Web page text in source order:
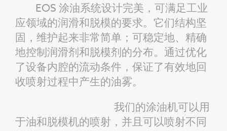
EOS 涂油系统设计完美，可满足工业
应领域的润滑和脱模的要求。它们结构坚
固，维护起来非常简单；可稳定地、精确
地控制润滑剂和脱模剂的分布。通过优化
了设备内腔的流动条件，保证了有效地回
收喷射过程中产生的油雾。
我们的涂油机可以用
于油和脱模机的喷射，并且可以喷射不同